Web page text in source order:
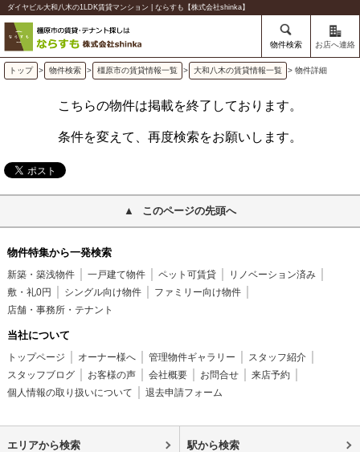
ダイヤビル大和八木の1LDK賃貸マンション | ならすも【株式会社shinka】
物件検索 お店へ連絡
トップ > 物件検索 > 橿原市の賃貸情報一覧 > 大和八木の賃貸情報一覧 > 物件詳細
こちらの物件は掲載を終了しております。
条件を変えて、再度検索をお願いします。
このページの先頭へ
物件特集から一発検索
新築・築浅物件 一戸建て物件 ペット可賃貸
リノベーション済み
敷・礼0円
シングル向け物件
ファミリー向け物件
店舗・事務所・テナント
当社について
トップページ オーナー様へ 管理物件ギャラリー
スタッフ紹介
スタッフブログ
お客様の声 会社概要 お問合せ
来店予約
個人情報の取り扱いについて
退去申請フォーム
エリアから検索 駅から検索